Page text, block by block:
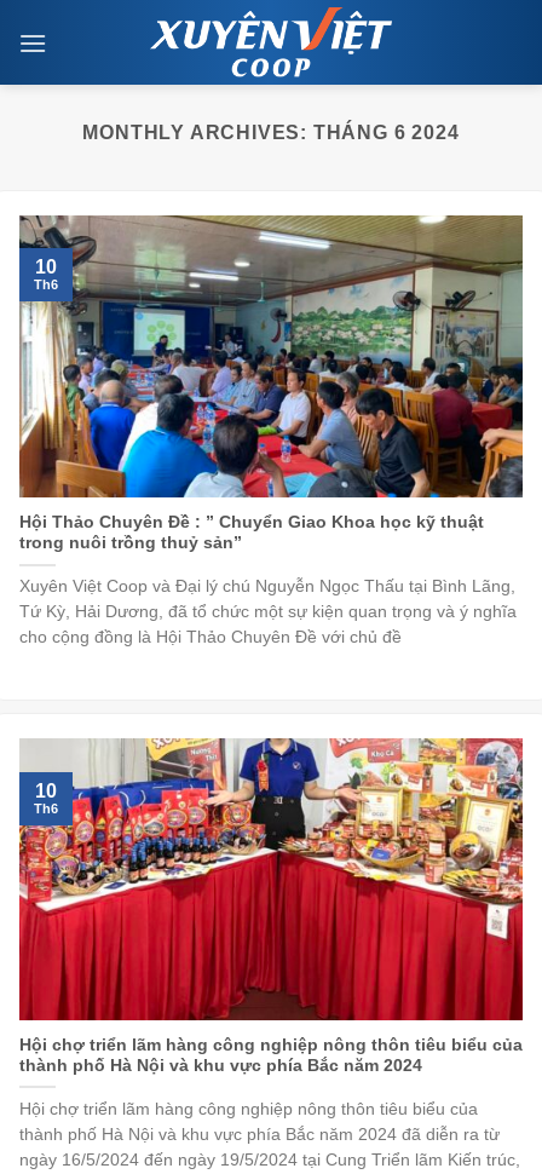
MONTHLY ARCHIVES: THÁNG 6 2024
Hội Thảo Chuyên Đề : ” Chuyển Giao Khoa học kỹ thuật
trong nuôi trồng thuỷ sản”
Xuyên Việt Coop và Đại lý chú Nguyễn Ngọc Thấu tại Bình Lãng,
Tứ Kỳ, Hải Dương, đã tổ chức một sự kiện quan trọng và ý nghĩa
cho cộng đồng là Hội Thảo Chuyên Đề với chủ đề
10
Th6
Hội chợ triển lãm hàng công nghiệp nông thôn tiêu biểu của
thành phố Hà Nội và khu vực phía Bắc năm 2024
Hội chợ triển lãm hàng công nghiệp nông thôn tiêu biểu của
thành phố Hà Nội và khu vực phía Bắc năm 2024 đã diễn ra từ
ngày 16/5/2024 đến ngày 19/5/2024 tại Cung Triển lãm Kiến trúc,
10
Th6